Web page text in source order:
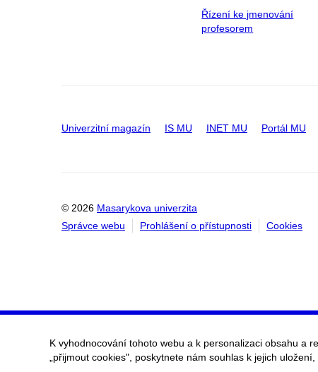
Řízení ke jmenování
profesorem
Univerzitní magazín IS MU INET MU Portál MU
© 2026 Masarykova univerzita
Správce webu
Prohlášení o přístupnosti Cookies
K vyhodnocování tohoto webu a k personalizaci obsahu a
„přijmout cookies", poskytnete nám souhlas k jejich